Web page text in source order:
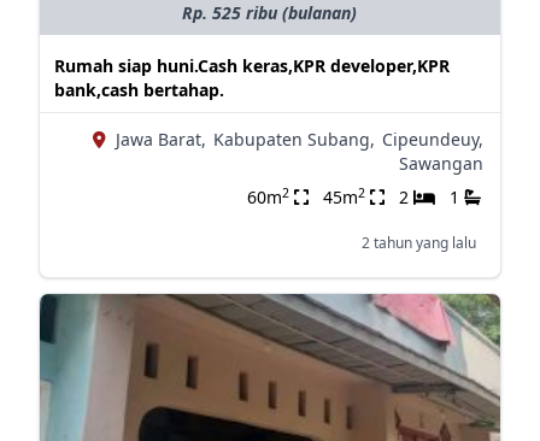
Rp. 525 ribu (bulanan)
Rumah siap huni.Cash keras,KPR developer,KPR
bank,cash bertahap.
Jawa Barat, Kabupaten Subang, Cipeundeuy,
Sawangan
60m2 45m2 2 1
2 tahun yang lalu